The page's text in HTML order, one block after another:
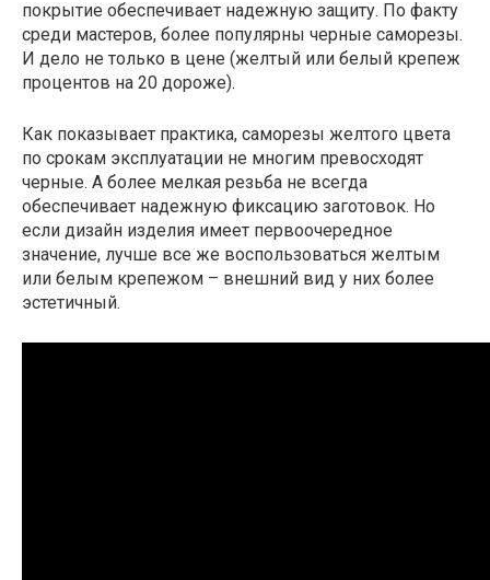
покрытие обеспечивает надежную защиту. По факту
среди мастеров, более популярны черные саморезы.
И дело не только в цене (желтый или белый крепеж
процентов на 20 дороже).
Как показывает практика, саморезы желтого цвета
по срокам эксплуатации не многим превосходят
черные. А более мелкая резьба не всегда
обеспечивает надежную фиксацию заготовок. Но
если дизайн изделия имеет первоочередное
значение, лучше все же воспользоваться желтым
или белым крепежом – внешний вид у них более
эстетичный.